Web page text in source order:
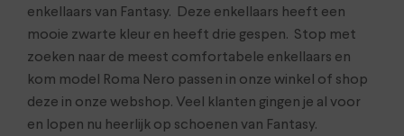
enkellaars van Fantasy. Deze enkellaars heeft een
mooie zwarte kleur en heeft drie gespen. Stop met
zoeken naar de meest comfortabele enkellaars en
kom model Roma Nero passen in onze winkel of shop
deze in onze webshop. Veel klanten gingen je al voor
en lopen nu heerlijk op schoenen van Fantasy.